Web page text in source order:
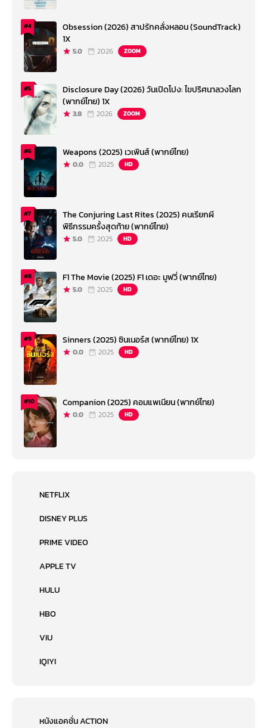
#4
Obsession (2026) สาปรักคลั่งหลอน (SoundTrack)
1X
5.0 2026 ZOOM
#5
Disclosure Day (2026) วันเปิดโปง: ไขปริศนาลวงโลก
(พากย์ไทย) 1X
3.8 2026 ZOOM
#6 Weapons (2025) เวเพินส์ (พากย์ไทย)
0.0 2025 HD
#7
The Conjuring Last Rites (2025) คนเรียกผี
พิธีกรรมครั้งสุดท้าย (พากย์ไทย)
5.0 2025 HD
#8 F1 The Movie (2025) F1 เดอะ มูฟวี่ (พากย์ไทย)
5.0 2025 HD
#9 Sinners (2025) ซินเนอร์ส (พากย์ไทย) 1X
0.0 2025 HD
#10 Companion (2025) คอมแพเนียน (พากย์ไทย)
0.0 2025 HD
NETFLIX
DISNEY PLUS
PRIME VIDEO
APPLE TV
HULU
HBO
VIU
IQIYI
หนังแอคชั่น ACTION